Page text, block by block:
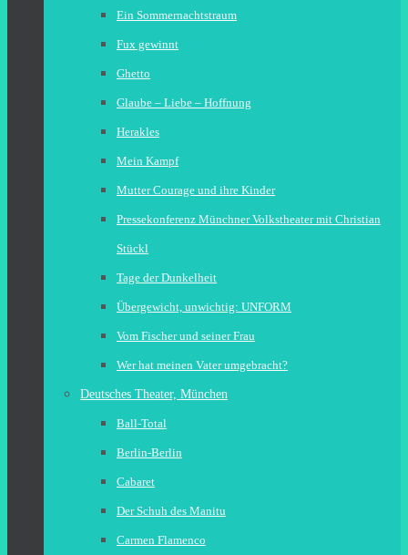
Ein Sommernachtstraum
Fux gewinnt
Ghetto
Glaube – Liebe – Hoffnung
Herakles
Mein Kampf
Mutter Courage und ihre Kinder
Pressekonferenz Münchner Volkstheater mit Christian
Stückl
Tage der Dunkelheit
Übergewicht, unwichtig: UNFORM
Vom Fischer und seiner Frau
Wer hat meinen Vater umgebracht?
Deutsches Theater, München
Ball-Total
Berlin-Berlin
Cabaret
Der Schuh des Manitu
Carmen Flamenco